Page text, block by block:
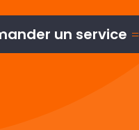
un service